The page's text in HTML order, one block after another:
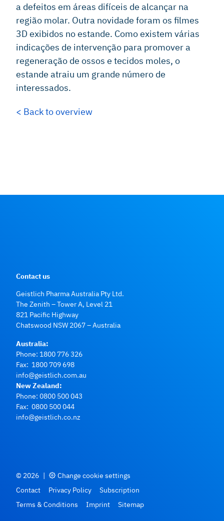
a defeitos em áreas difíceis de alcançar na
região molar. Outra novidade foram os filmes
3D exibidos no estande. Como existem várias
indicações de intervenção para promover a
regeneração de ossos e tecidos moles, o
estande atraiu um grande número de
interessados.
< Back to overview
Contact us
Geistlich Pharma Australia Pty Ltd.
The Zenith – Tower A, Level 21
821 Pacific Highway
Chatswood NSW 2067 – Australia
Australia:
Phone: 1800 776 326
Fax: 1800 709 698
info@geistlich.com.au
New Zealand:
Phone: 0800 500 043
Fax: 0800 500 044
info@geistlich.co.nz
© 2026 |
Change cookie settings
Contact
Privacy Policy
Subscription
Terms & Conditions
Imprint Sitemap